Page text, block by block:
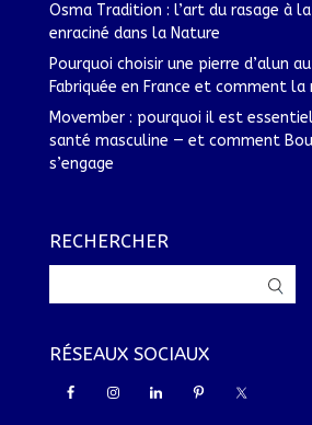
Osma Tradition : l’art du rasage à la
enraciné dans la Nature
Pourquoi choisir une pierre d’alun
Fabriquée en France et comment la
Movember : pourquoi il est
santé masculine — et comment
s’engage
RECHERCHER
RÉSEAUX SOCIAUX